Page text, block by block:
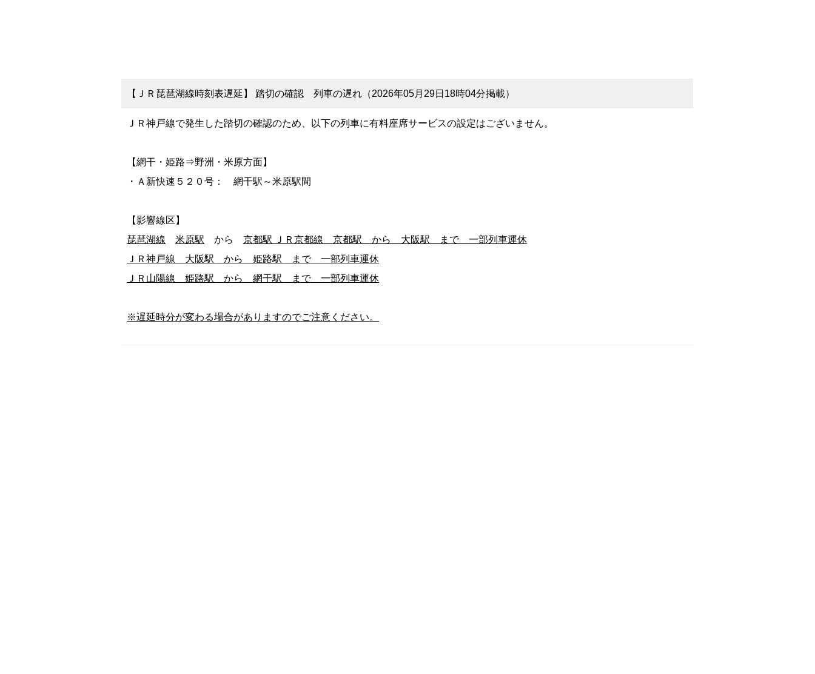
【ＪＲ琵琶湖線時刻表遅延】 踏切の確認 列車の遅れ（2026年05月29日18時04分掲載）
ＪＲ神戸線で発生した踏切の確認のため、以下の列車に有料座席サービスの設定はございません。
【網干・姫路⇒野洲・米原方面】
・Ａ新快速５２０号： 網干駅～米原駅間
【影響線区】
琵琶湖線
米原駅 から 京都駅 ＪＲ京都線 京都駅 から 大阪駅 まで 一部列車運休
ＪＲ神戸線 大阪駅 から 姫路駅 まで 一部列車運休
ＪＲ山陽線 姫路駅 から 網干駅 まで 一部列車運休
※遅延時分が変わる場合がありますのでご注意ください。